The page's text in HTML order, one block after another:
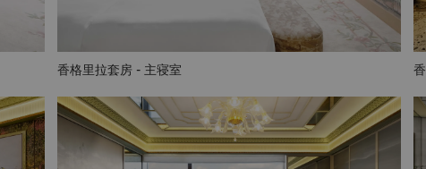
香格里拉套房 - 主寝室